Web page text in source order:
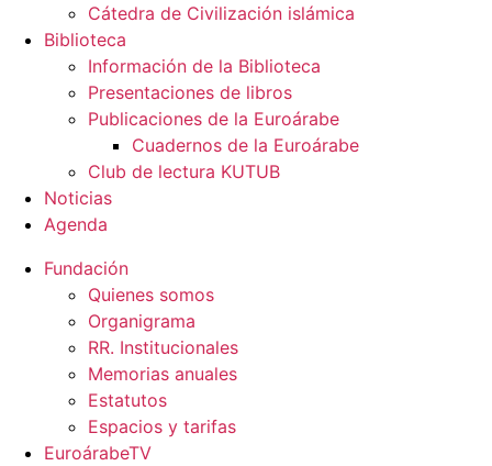
Cátedra de Civilización islámica
Biblioteca
Información de la Biblioteca
Presentaciones de libros
Publicaciones de la Euroárabe
Cuadernos de la Euroárabe
Club de lectura KUTUB
Noticias
Agenda
Fundación
Quienes somos
Organigrama
RR. Institucionales
Memorias anuales
Estatutos
Espacios y tarifas
EuroárabeTV